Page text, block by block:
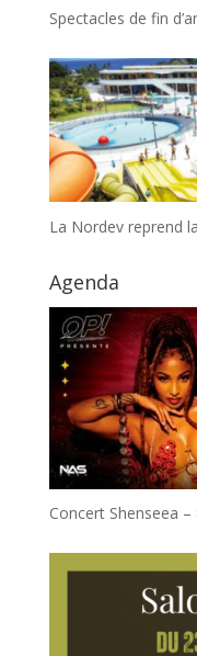
Spectacles de fin
La Nordev reprend
Agenda
Concert Shenseea